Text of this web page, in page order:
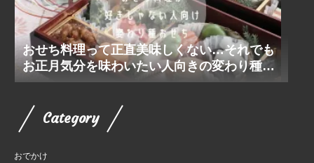
おせち料理って正直美味しくない…それでも
お正月気分を味わいたい人向きの変わり種お
せち
Category
おでかけ